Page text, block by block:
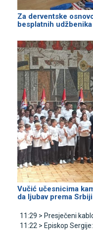
Za derventske
besplatnih udžbenika
Vučić učesnicima
da ljubav prema
11:29 > Presječeni
11:22 > Episkop